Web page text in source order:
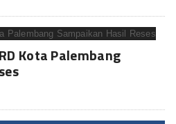
Kota Palembang